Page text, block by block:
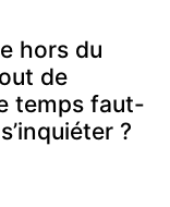
hors du
de
temps faut-
?